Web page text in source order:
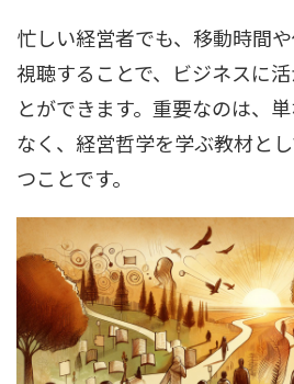
忙しい経営者でも、移動時間
視聴することで、ビジネスに
とができます。重要なのは、
なく、経営哲学を学ぶ教材と
つことです。